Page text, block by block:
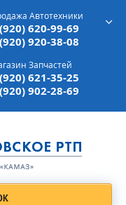
Автотехники
620-99-69
920-38-08
Запчастей
621-35-25
902-28-69